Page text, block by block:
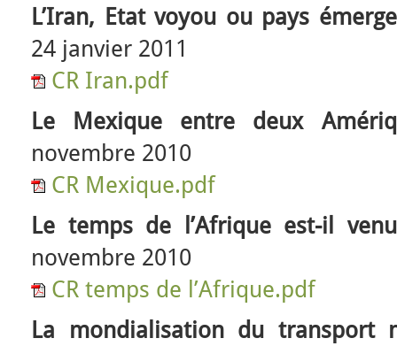
L’Iran, Etat voyou ou pays
24 janvier 2011
CR Iran.pdf
Le Mexique entre deux
novembre 2010
CR Mexique.pdf
Le temps de l’Afrique est-il venu
novembre 2010
CR temps de l’Afrique.pdf
La mondialisation du transport